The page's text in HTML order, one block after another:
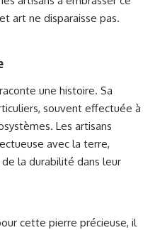
art ne disparaisse pas.
raconte une histoire. Sa
souvent effectuée à
Les artisans
avec la terre,
la durabilité dans leur
cette pierre précieuse, il